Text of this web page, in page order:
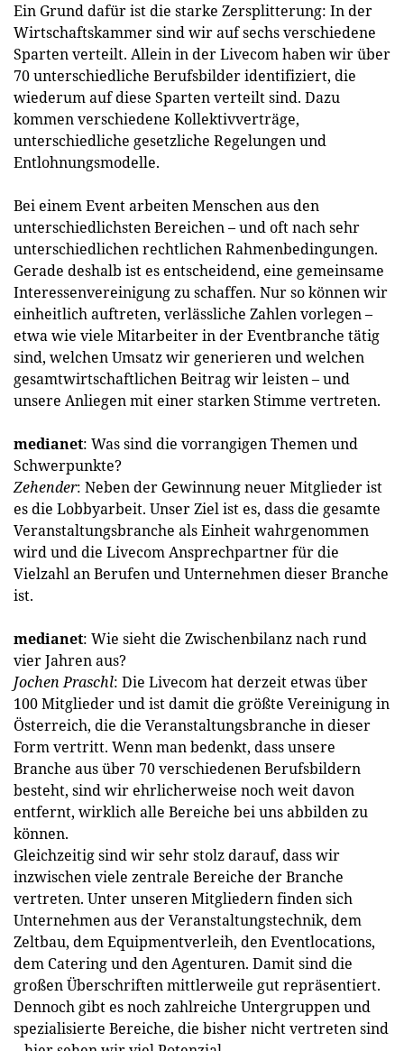
Ein Grund dafür ist die starke Zersplitterung: In der
Wirtschaftskammer sind wir auf sechs verschiedene
Sparten verteilt. Allein in der Livecom haben wir über
70 unterschiedliche Berufsbilder identifiziert, die
wiederum auf diese Sparten verteilt sind. Dazu
kommen verschiedene Kollektivverträge,
unterschiedliche gesetzliche Regelungen und
Entlohnungsmodelle.
Bei einem Event arbeiten Menschen aus den
unterschiedlichsten Bereichen – und oft nach sehr
unterschiedlichen rechtlichen Rahmenbedingungen.
Gerade deshalb ist es entscheidend, eine gemeinsame
Interessenvereinigung zu schaffen. Nur so können wir
einheitlich auftreten, verlässliche Zahlen vorlegen –
etwa wie viele Mitarbeiter in der Eventbranche tätig
sind, welchen Umsatz wir generieren und welchen
gesamtwirtschaftlichen Beitrag wir leisten – und
unsere Anliegen mit einer starken Stimme vertreten.
medianet: Was sind die vorrangigen Themen und
Schwerpunkte?
Zehender: Neben der Gewinnung neuer Mitglieder ist
es die Lobbyarbeit. Unser Ziel ist es, dass die gesamte
Veranstaltungsbranche als Einheit wahrgenommen
wird und die Livecom Ansprechpartner für die
Vielzahl an Berufen und Unternehmen dieser Branche
ist.
medianet: Wie sieht die Zwischenbilanz nach rund
vier Jahren aus?
Jochen Praschl: Die Livecom hat derzeit etwas über
100 Mitglieder und ist damit die größte Vereinigung in
Österreich, die die Veranstaltungsbranche in dieser
Form vertritt. Wenn man bedenkt, dass unsere
Branche aus über 70 verschiedenen Berufsbildern
besteht, sind wir ehrlicherweise noch weit davon
entfernt, wirklich alle Bereiche bei uns abbilden zu
können.
Gleichzeitig sind wir sehr stolz darauf, dass wir
inzwischen viele zentrale Bereiche der Branche
vertreten. Unter unseren Mitgliedern finden sich
Unternehmen aus der Veranstaltungstechnik, dem
Zeltbau, dem Equipmentverleih, den Eventlocations,
dem Catering und den Agenturen. Damit sind die
großen Überschriften mittlerweile gut repräsentiert.
Dennoch gibt es noch zahlreiche Untergruppen und
spezialisierte Bereiche, die bisher nicht vertreten sind